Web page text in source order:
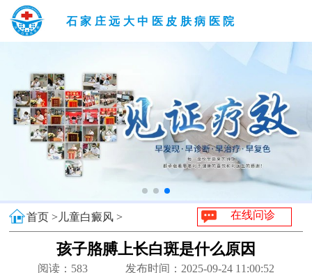
石家庄远大中医皮肤病医院
首页 > 儿童白癜风 > 在线问诊
孩子胳膊上长白斑是什么原因
阅读： 583 发布时间：2025-09-24 11:00:52